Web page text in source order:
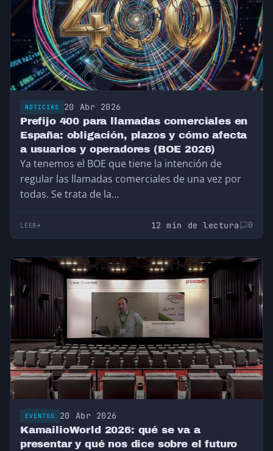
NOTICIAS 20 Abr 2026
Prefijo 400 para llamadas comerciales en
España: obligación, plazos y cómo afecta
a usuarios y operadores (BOE 2026)
Ya tenemos el BOE que tiene la intención de
regular las llamadas comerciales de una vez por
todas. Se trata de la…
LEER 12 min de lectura 0
EVENTOS 20 Abr 2026
KamailioWorld 2026: qué se va a
presentar y qué nos dice sobre el futuro